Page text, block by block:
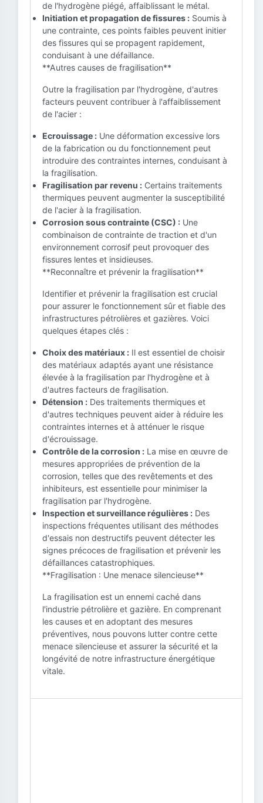
de l'hydrogène piégé, affaiblissant le métal.
Initiation et propagation de fissures : Soumis à
une contrainte, ces points faibles peuvent initier
des fissures qui se propagent rapidement,
conduisant à une défaillance.
**Autres causes de fragilisation**
Outre la fragilisation par l'hydrogène, d'autres
facteurs peuvent contribuer à l'affaiblissement
de l'acier :
Ecrouissage : Une déformation excessive lors
de la fabrication ou du fonctionnement peut
introduire des contraintes internes, conduisant à
la fragilisation.
Fragilisation par revenu : Certains traitements
thermiques peuvent augmenter la susceptibilité
de l'acier à la fragilisation.
Corrosion sous contrainte (CSC) : Une
combinaison de contrainte de traction et d'un
environnement corrosif peut provoquer des
fissures lentes et insidieuses.
**Reconnaître et prévenir la fragilisation**
Identifier et prévenir la fragilisation est crucial
pour assurer le fonctionnement sûr et fiable des
infrastructures pétrolières et gazières. Voici
quelques étapes clés :
Choix des matériaux : Il est essentiel de choisir
des matériaux adaptés ayant une résistance
élevée à la fragilisation par l'hydrogène et à
d'autres facteurs de fragilisation.
Détension : Des traitements thermiques et
d'autres techniques peuvent aider à réduire les
contraintes internes et à atténuer le risque
d'écrouissage.
Contrôle de la corrosion : La mise en œuvre de
mesures appropriées de prévention de la
corrosion, telles que des revêtements et des
inhibiteurs, est essentielle pour minimiser la
fragilisation par l'hydrogène.
Inspection et surveillance régulières : Des
inspections fréquentes utilisant des méthodes
d'essais non destructifs peuvent détecter les
signes précoces de fragilisation et prévenir les
défaillances catastrophiques.
**Fragilisation : Une menace silencieuse**
La fragilisation est un ennemi caché dans
l'industrie pétrolière et gazière. En comprenant
les causes et en adoptant des mesures
préventives, nous pouvons lutter contre cette
menace silencieuse et assurer la sécurité et la
longévité de notre infrastructure énergétique
vitale.